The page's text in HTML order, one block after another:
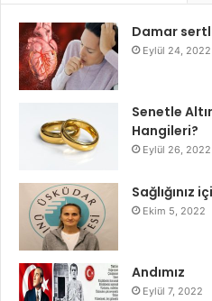
Damar
Eylül 24, 2022
Senetle
Hangileri?
Eylül 26, 2022
Sağlığınız
Ekim 5, 2022
Andımız
Eylül 7, 2022